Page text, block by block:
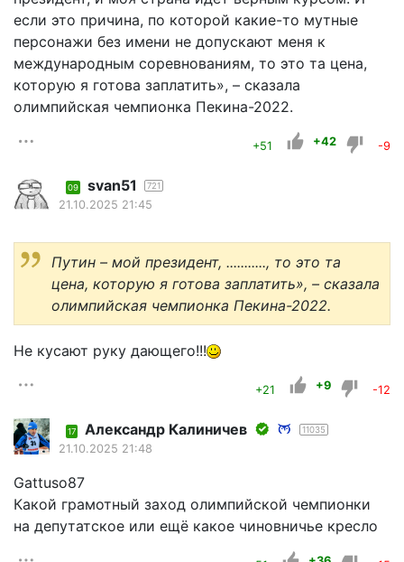
если это причина, по которой какие-то мутные
персонажи без имени не допускают меня к
международным соревнованиям, то это та цена,
которую я готова заплатить», – сказала
олимпийская чемпионка Пекина-2022.
+51 +42 -9
09 svan51 721
21.10.2025 21:45
Путин – мой президент, ..........., то это та
цена, которую я готова заплатить», – сказала
олимпийская чемпионка Пекина-2022.
Не кусают руку дающего!!!
+21 +9 -12
17 Александр Калиничев 11035
21.10.2025 21:48
Gattuso87
Какой грамотный заход олимпийской чемпионки
на депутатское или ещё какое чиновничье кресло